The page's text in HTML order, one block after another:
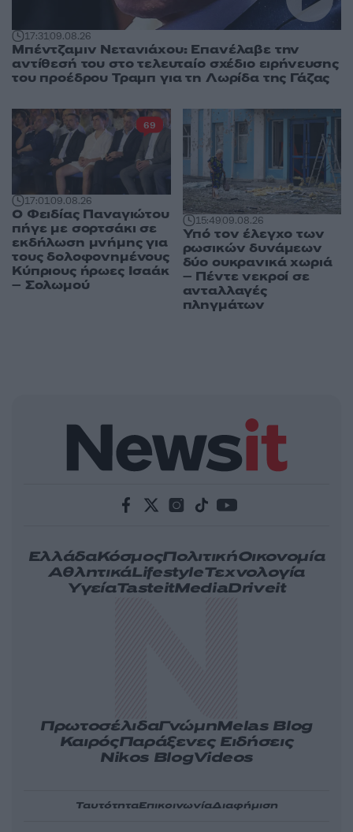
17:3109.08.26
Μπέντζαμιν Νετανιάχου: Επανέλαβε την
αντίθεσή του στο τελευταίο σχέδιο ειρήνευσης
του προέδρου Τραμπ για τη Λωρίδα της Γάζας
17:0109.08.26
Ο Φειδίας Παναγιώτου
πήγε με σορτσάκι σε
εκδήλωση μνήμης για
τους δολοφονημένους
Κύπριους ήρωες Ισαάκ
– Σολωμού
69
15:4909.08.26
Υπό τον έλεγχο των
ρωσικών δυνάμεων
δύο ουκρανικά χωριά
– Πέντε νεκροί σε
ανταλλαγές
πληγμάτων
ΕλλάδαΚόσμοςΠολιτικήΟικονομία
ΑθλητικάLifestyleΤεχνολογία
ΥγείαTasteitMediaDriveit
ΠρωτοσέλιδαΓνώμηMelas Blog
ΚαιρόςΠαράξενες Ειδήσεις
Nikos BlogVideos
ΤαυτότηταΕπικοινωνίαΔιαφήμιση